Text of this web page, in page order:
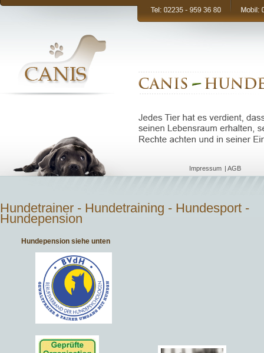
Navigation
überspringen
Impressum AGB
Hundetrainer - Hundetraining - Hundesport -
Hundepension
Hundepension siehe unten